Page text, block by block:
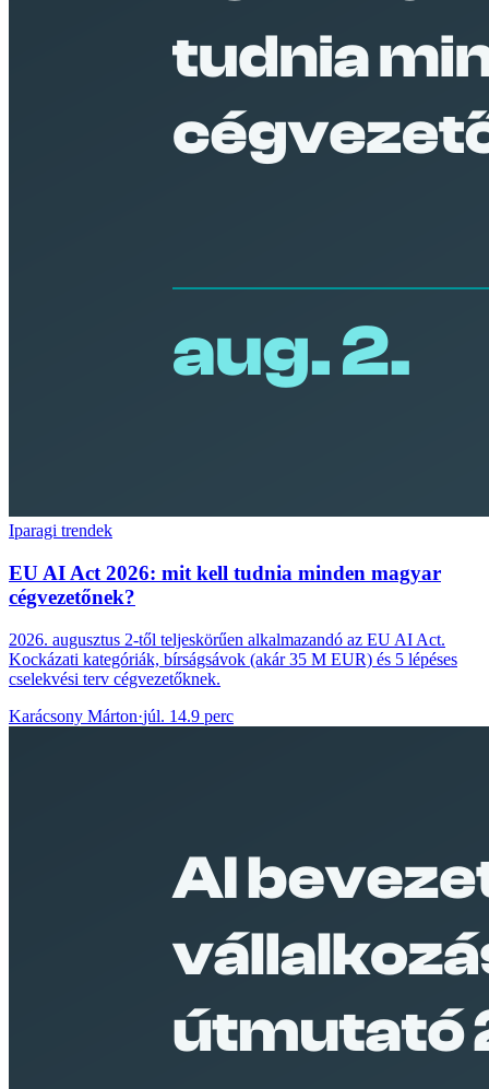
Iparagi trendek
EU AI Act 2026: mit kell tudnia minden magyar
cégvezetőnek?
2026. augusztus 2-től teljeskörűen alkalmazandó az EU AI Act.
Kockázati kategóriák, bírságsávok (akár 35 M EUR) és 5 lépéses
cselekvési terv cégvezetőknek.
Karácsony Márton·júl. 14.9 perc